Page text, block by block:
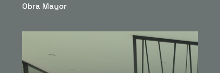
Obra Mayor